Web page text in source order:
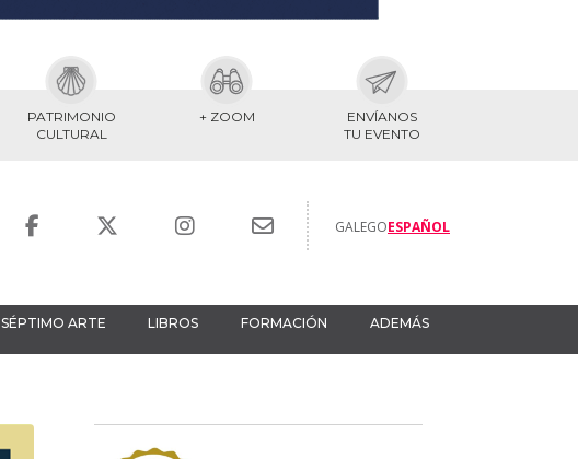
PATRIMONIO
CULTURAL
+ ZOOM
ENVÍANOS
TU EVENTO
GALEGOESPAÑOL
SÉPTIMO ARTE LIBROS FORMACIÓN ADEMÁS